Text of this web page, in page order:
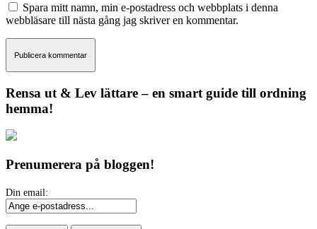
Spara mitt namn, min e-postadress och webbplats i denna
webbläsare till nästa gång jag skriver en kommentar.
Rensa ut & Lev lättare – en smart guide till ordning
hemma!
Prenumerera på bloggen!